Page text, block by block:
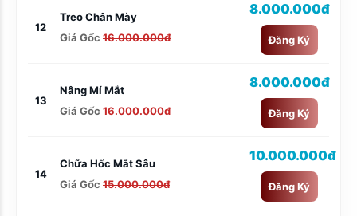
12
Treo Chân Mày
Giá Gốc 16.000.000đ
8.000.000đ
Đăng Ký
13
Nâng Mí Mắt
Giá Gốc 16.000.000đ
8.000.000đ
Đăng Ký
14
Chữa Hốc Mắt Sâu
Giá Gốc 15.000.000đ
10.000.000đ
Đăng Ký